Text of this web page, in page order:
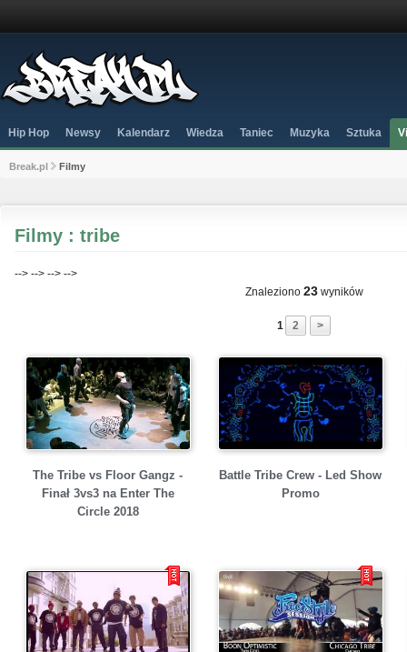
Hip Hop Newsy Kalendarz Wiedza Taniec Muzyka Sztuka
Break.pl Filmy
Filmy : tribe
--> --> --> -->
Znaleziono 23 wyników
1 2 >
The Tribe vs Floor Gangz -
Finał 3vs3 na Enter The
Circle 2018
Battle Tribe Crew - Led Show
Promo